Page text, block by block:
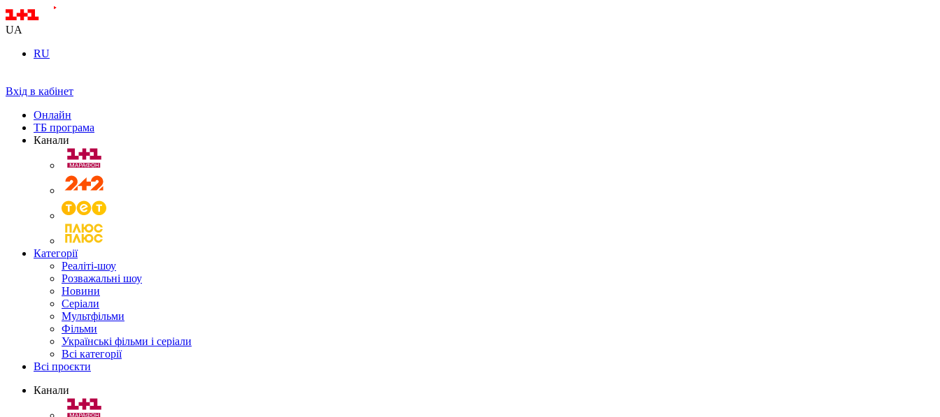
UA
RU
Вхід в кабінет
Онлайн
ТБ програма
Канали
Категорії
Реаліті-шоу
Розважальні шоу
Новини
Серіали
Мультфільми
Фільми
Українські фільми і серіали
Всі категорії
Всі проєкти
Канали